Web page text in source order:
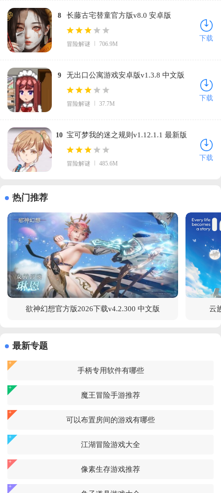
8 长藤古宅替童官方版v8.0 安卓版
冒险解谜 706.9M
下载
9 无出口公寓游戏安卓版v1.3.8 中文版
冒险解谜 37.7M
下载
10 宝可梦我的迷之规则v1.12.1.1 最新版
冒险解谜 485.6M
下载
热门推荐
欲神幻想官方版2026下载v4.2.300 中文版 云
最新专题
手柄专用软件有哪些
魔王冒险手游推荐
可以布置房间的游戏有哪些
江湖冒险游戏大全
像素生存游戏推荐